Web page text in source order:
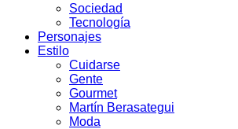
Sociedad
Tecnología
Personajes
Estilo
Cuidarse
Gente
Gourmet
Martín Berasategui
Moda